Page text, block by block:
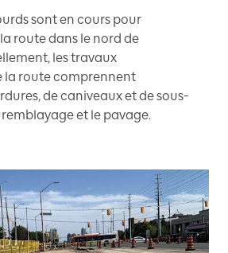
sont en cours pour
route dans le nord de
les travaux
la route comprennent
de caniveaux et de sous-
et le pavage.